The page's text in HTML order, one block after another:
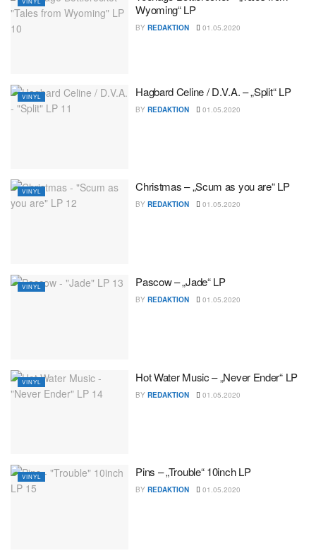
Wyoming“ LP
BY REDAKTION 01.05.2020
VINYL Hagbard Celine / D.V.A. – „Split“ LP
BY REDAKTION 01.05.2020
VINYL Christmas – „Scum as you are“ LP
BY REDAKTION 01.05.2020
VINYL Pascow – „Jade“ LP
BY REDAKTION 01.05.2020
VINYL Hot Water Music – „Never Ender“ LP
BY REDAKTION 01.05.2020
VINYL Pins – „Trouble“ 10inch LP
BY REDAKTION 01.05.2020